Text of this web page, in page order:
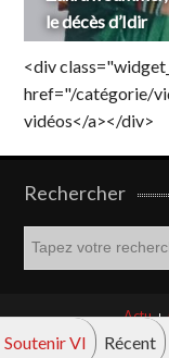
le décès d’Idir
<div
href="/catégorie/
vidéos</a></div>
Soutenir VI Récent
Rechercher
Actu
©